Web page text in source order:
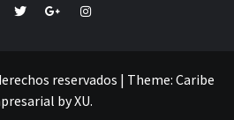
TwitterGoogle+Instagram
reservados | Theme: Caribe
byXU.